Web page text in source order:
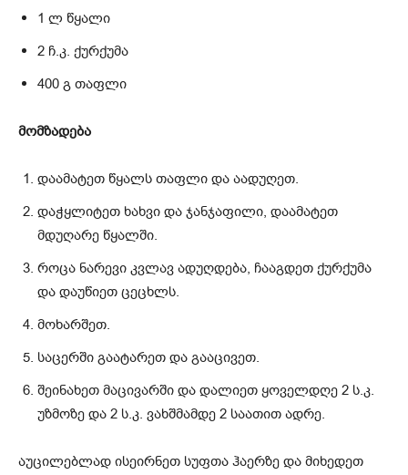
1 ლ წყალი
2 ჩ.კ. ქურქუმა
400 გ თაფლი
მომზადება
დაამატეთ წყალს თაფლი და აადუღეთ.
დაჭყლიტეთ ხახვი და ჯანჯაფილი, დაამატეთ
მდუღარე წყალში.
როცა ნარევი კვლავ ადუღდება, ჩააგდეთ ქურქუმა
და დაუწიეთ ცეცხლს.
მოხარშეთ.
საცერში გაატარეთ და გააცივეთ.
შეინახეთ მაცივარში და დალიეთ ყოველდღე 2 ს.კ.
უზმოზე და 2 ს.კ. ვახშმამდე 2 საათით ადრე.
აუცილებლად ისეირნეთ სუფთა ჰაერზე და მიხედეთ